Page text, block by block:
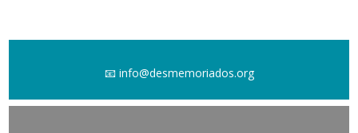
📧 info@desmemoriados.org